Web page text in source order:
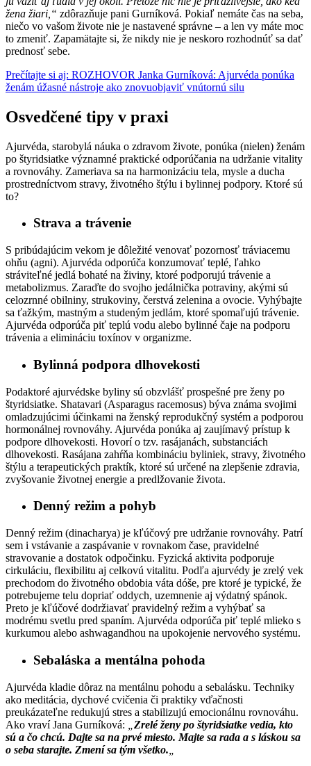
žena žiari,“ zdôrazňuje pani Gurníková. Pokiaľ nemáte čas na seba,
niečo vo vašom živote nie je nastavené správne – a len vy máte moc
to zmeniť. Zapamätajte si, že nikdy nie je neskoro rozhodnúť sa dať
prednosť sebe.
Prečítajte si aj: ROZHOVOR Janka Gurníková: Ajurvéda ponúka
ženám úžasné nástroje ako znovuobjaviť vnútornú silu
Osvedčené tipy v praxi
Ajurvéda, starobylá náuka o zdravom živote, ponúka (nielen) ženám
po štyridsiatke významné praktické odporúčania na udržanie vitality
a rovnováhy. Zameriava sa na harmonizáciu tela, mysle a ducha
prostredníctvom stravy, životného štýlu i bylinnej podpory. Ktoré sú
to?
Strava a trávenie
S pribúdajúcim vekom je dôležité venovať pozornosť tráviacemu
ohňu (agni). Ajurvéda odporúča konzumovať teplé, ľahko
stráviteľné jedlá bohaté na živiny, ktoré podporujú trávenie a
metabolizmus. Zaraďte do svojho jedálnička potraviny, akými sú
celozrnné obilniny, strukoviny, čerstvá zelenina a ovocie. Vyhýbajte
sa ťažkým, mastným a studeným jedlám, ktoré spomaľujú trávenie.
Ajurvéda odporúča piť teplú vodu alebo bylinné čaje na podporu
trávenia a elimináciu toxínov v organizme.
Bylinná podpora dlhovekosti
Podaktoré ajurvédske byliny sú obzvlášť prospešné pre ženy po
štyridsiatke. Shatavari (Asparagus racemosus) býva známa svojimi
omladzujúcimi účinkami na ženský reprodukčný systém a podporou
hormonálnej rovnováhy. Ajurvéda ponúka aj zaujímavý prístup k
podpore dlhovekosti. Hovorí o tzv. rasájanách, substanciách
dlhovekosti. Rasájana zahŕňa kombináciu byliniek, stravy, životného
štýlu a terapeutických praktík, ktoré sú určené na zlepšenie zdravia,
zvyšovanie životnej energie a predlžovanie života.
Denný režim a pohyb
Denný režim (dinacharya) je kľúčový pre udržanie rovnováhy. Patrí
sem i vstávanie a zaspávanie v rovnakom čase, pravidelné
stravovanie a dostatok odpočinku. Fyzická aktivita podporuje
cirkuláciu, flexibilitu aj celkovú vitalitu. Podľa ajurvédy je zrelý vek
prechodom do životného obdobia váta dóše, pre ktoré je typické, že
potrebujeme telu dopriať oddych, uzemnenie aj výdatný spánok.
Preto je kľúčové dodržiavať pravidelný režim a vyhýbať sa
modrému svetlu pred spaním. Ajurvéda odporúča piť teplé mlieko s
kurkumou alebo ashwagandhou na upokojenie nervového systému.
Sebaláska a mentálna pohoda
Ajurvéda kladie dôraz na mentálnu pohodu a sebalásku. Techniky
ako meditácia, dychové cvičenia či praktiky vďačnosti
preukázateľne redukujú stres a stabilizujú emocionálnu rovnováhu.
Ako vraví Jana Gurníková:
Zrelé ženy po štyridsiatke vedia, kto
sú a čo chcú. Dajte sa na prvé miesto. Majte sa rada a s láskou sa
o seba starajte. Zmení sa tým všetko.